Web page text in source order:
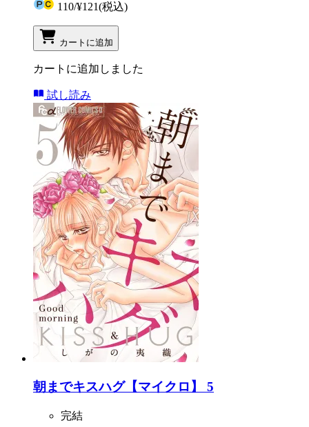
110/¥121(税込)
カートに追加
カートに追加しました
試し読み
朝までキスハグ【マイクロ】 5
完結